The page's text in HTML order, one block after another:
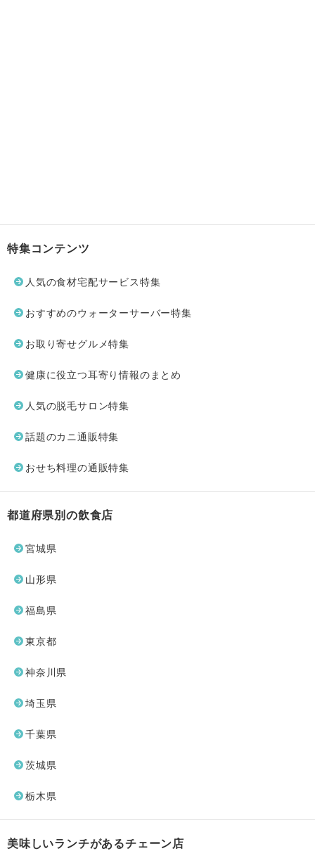
特集コンテンツ
人気の食材宅配サービス特集
おすすめのウォーターサーバー特集
お取り寄せグルメ特集
健康に役立つ耳寄り情報のまとめ
人気の脱毛サロン特集
話題のカニ通販特集
おせち料理の通販特集
都道府県別の飲食店
宮城県
山形県
福島県
東京都
神奈川県
埼玉県
千葉県
茨城県
栃木県
美味しいランチがあるチェーン店